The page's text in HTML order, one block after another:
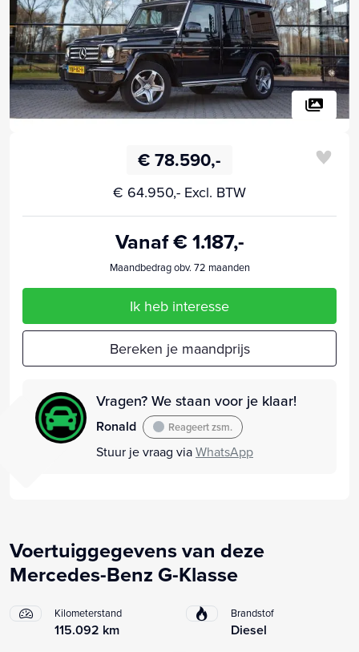
€ 78.590,-
€ 64.950,- Excl. BTW
Vanaf € 1.187,-
Maandbedrag obv. 72 maanden
Ik heb interesse
Bereken je maandprijs
Vragen? We staan voor je klaar!
Ronald Reageert zsm.
Stuur je vraag viaWhatsApp
Voertuiggegevens van deze
Mercedes-Benz G-Klasse
Kilometerstand
115.092 km
Brandstof
Diesel